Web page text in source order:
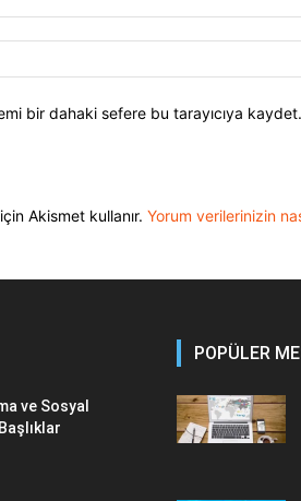
bir dahaki sefere bu tarayıcıya kaydet.
Akismet kullanır. Yorum verilerinizin
ve Sosyal
POPÜLER